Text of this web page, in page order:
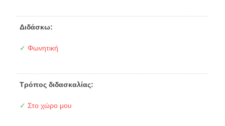
Διδάσκω:
✓ Φωνητική
Τρόπος διδασκαλίας:
✓ Στο χώρο μου